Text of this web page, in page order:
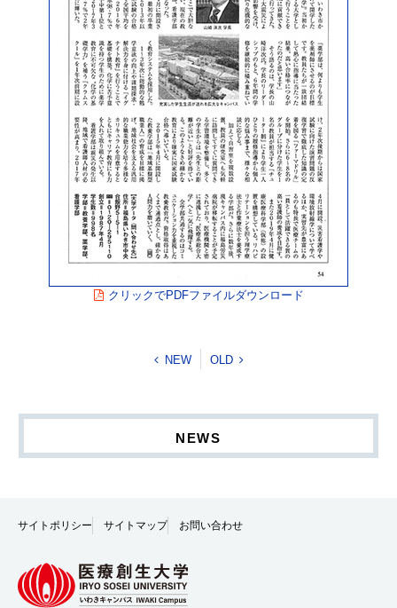
クリックでPDFファイルダウンロード
NEW OLD
NEWS
サイトポリシー サイトマップ お問い合わせ